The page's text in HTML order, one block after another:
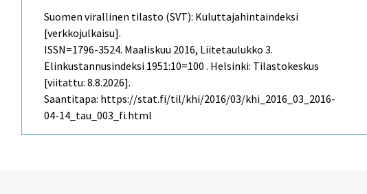
Suomen virallinen tilasto (SVT): Kuluttajahintaindeksi
[verkkojulkaisu].
ISSN=1796-3524. Maaliskuu 2016, Liitetaulukko 3.
Elinkustannusindeksi 1951:10=100 . Helsinki: Tilastokeskus
[viitattu: 8.8.2026].
Saantitapa: https://stat.fi/til/khi/2016/03/khi_2016_03_2016-
04-14_tau_003_fi.html